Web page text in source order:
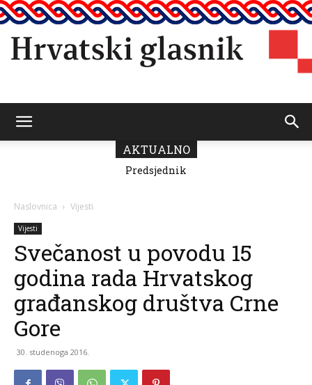
AKTUALNO
Predsjednik
Fonda za zaštitu
2026.
Naslovnica Vijesti
Vijesti
Svečanost u povodu 15
godina rada Hrvatskog
građanskog društva Crne
Gore
30. studenoga 2016.